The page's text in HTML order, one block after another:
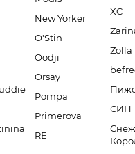
New Yorker
O'Stin
Oodji
Orsay
Pompa
Primerova
RE
XC
Zolla
СИН